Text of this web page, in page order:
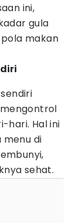
ini,
gula
makan
hari. Hal ini
di
sehat.